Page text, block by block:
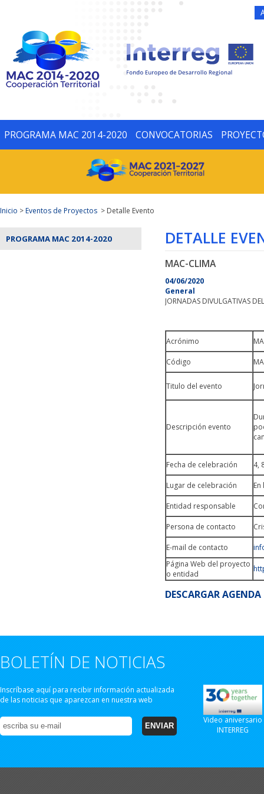
PROGRAMA MAC 2014-2020 CONVOCATORIAS
Inicio >Eventos de Proyectos > Detalle Evento
PROGRAMA MAC 2014-2020 DETALLE
MAC-CLIMA
04/06/2020
General
JORNADAS DIVULGATIVAS
Acrónimo
Código
Titulo del evento
Descripción evento
Fecha de celebración 4,
Lugar de celebración
Entidad responsable
Persona de contacto
E-mail de contacto
Página Web del proyecto
o entidad
DESCARGAR AGENDA
BOLETÍN DE NOTICIAS
Inscríbase aquí para recibir información actualizada
de las noticias que aparezcan en nuestra web
Video aniversario
INTERREG